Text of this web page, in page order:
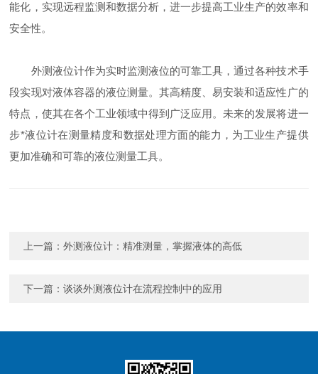
能化，实现远程监测和数据分析，进一步提高工业生产的效率和
安全性。
外测液位计作为实时监测液位的可靠工具，通过各种技术手
段实现对液体容器的液位测量。其高精度、易安装和适应性广的
特点，使其在各个工业领域中得到广泛应用。未来的发展将进一
步*液位计在测量精度和数据处理方面的能力，为工业生产提供
更加准确和可靠的液位测量工具。
上一篇：外测液位计：精准测量，掌握液体的高低
下一篇：谈谈外测液位计在流程控制中的应用